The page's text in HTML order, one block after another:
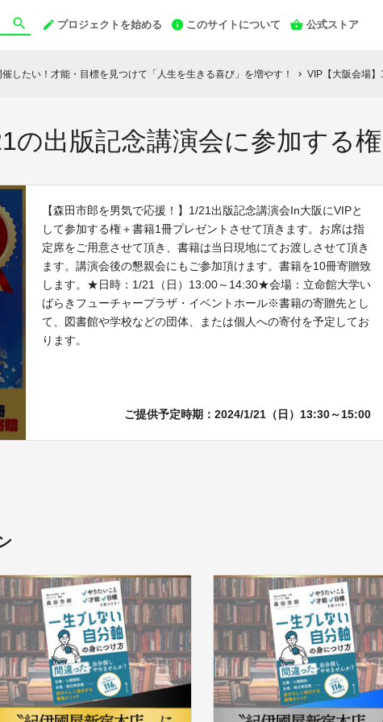
プロジェクトを始める このサイトについて 公式ストア
催したい！才能・目標を見つけて「人生を生きる喜び」を増やす！ chevron_right VIP【大阪会場
の出版記念講演会に参加する
【森田市郎を男気で応援！】1/21出版記念講演会In大阪にVIPと
して参加する権＋書籍1冊プレゼントさせて頂きます。お席は指
定席をご用意させて頂き、書籍は当日現地にてお渡しさせて頂き
ます。講演会後の懇親会にもご参加頂けます。書籍を10冊寄贈致
します。★日時：1/21（日）13:00～14:30★会場：立命館大学い
ばらきフューチャープラザ・イベントホール※書籍の寄贈先とし
て、図書館や学校などの団体、または個人への寄付を予定してお
ります。
ご提供予定時期：2024/1/21（日）13:30～15:00